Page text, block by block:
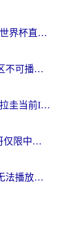
在国外怎么看美国 vs 澳大利亚世界杯直播？海外党必藏的中文解说观赛指南
在加拿大看抖音世界杯当前地区不可播放？海外党体育观赛终极指南
在海外看世界杯直播德国 vs 巴拉圭当前IP受限制？这篇指南帮你轻松解决地区限制
在国外看世界杯法国 VS 摩洛哥仅限中国大陆？别让地域限制拦下你的欢呼
在澳大利亚看抖音世界杯直播无法播放？海外党体育观赛终极指南来了！